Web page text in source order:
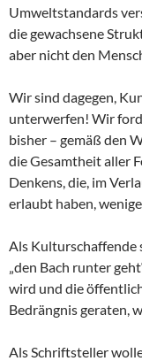
Umweltstandards
die gewachsene
aber nicht den
Wir sind dagegen,
unterwerfen! Wir
bisher – gemäß den
die Gesamtheit aller
Denkens, die, im
erlaubt haben,
Als Kulturschaffende
„den Bach runter
wird und die
Bedrängnis geraten,
Als Schriftsteller